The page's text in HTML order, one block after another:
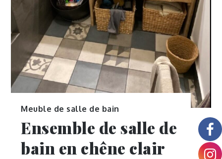
Meuble de salle de bain
Ensemble de salle de
bain en chêne clair